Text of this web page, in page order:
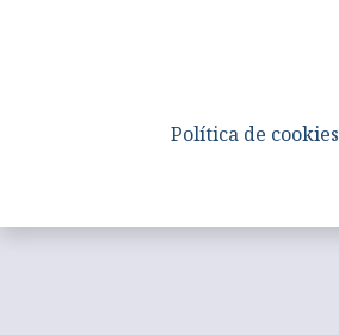
Política de cookies